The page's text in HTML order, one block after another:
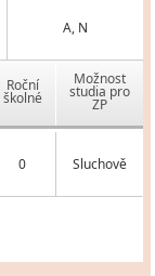
A, N
Roční
školné
Možnost
studia pro
ZP
0 Sluchově